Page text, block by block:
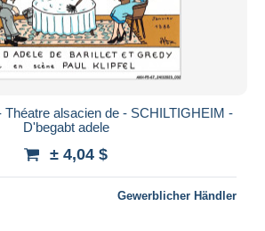
Théatre alsacien de - SCHILTIGHEIM -
D'begabt adele
± 4,04 $
Gewerblicher Händler